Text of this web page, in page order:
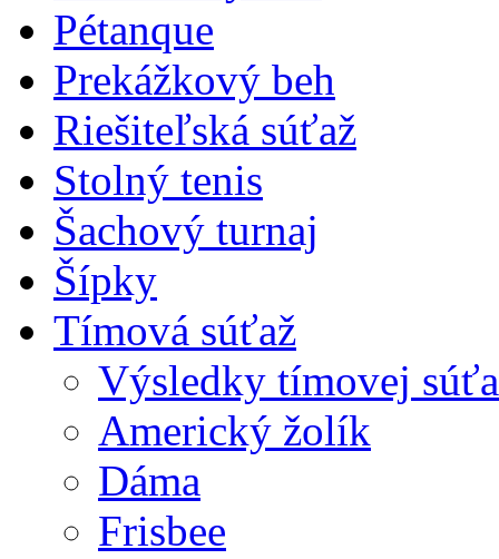
Pétanque
Prekážkový beh
Riešiteľská súťaž
Stolný tenis
Šachový turnaj
Šípky
Tímová súťaž
Výsledky tímovej
Americký žolík
Dáma
Frisbee